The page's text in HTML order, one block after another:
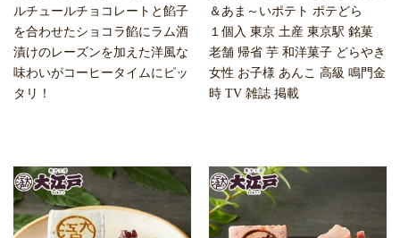
ルチュールチョコレートと餡子
を合わせたショコラ餡にラム酒
漬けのレーズンを加えた洋風な
味わいがコーヒータイムにピッ
タリ！
＆あま～いポテト ポテどら
１個入 東京 土産 東京駅 銘菓
老舗 帰省 芋 和洋菓子 どらやき
女性 お子様 あんこ 高級 鳴門金
時 TV 雑誌 掲載